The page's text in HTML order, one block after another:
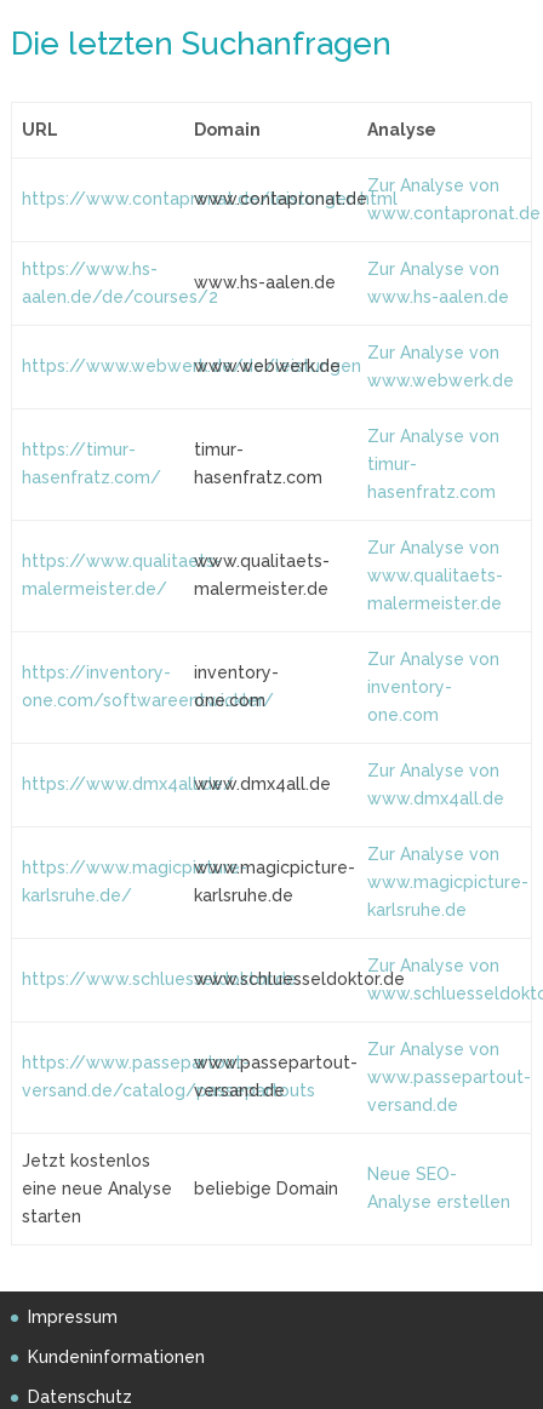
Die letzten Suchanfragen
URL Domain Analyse
https://www.contapronat.de/leistungen.html
www.contapronat.de
Zur Analyse von
www.contapronat.de
https://www.hs-
aalen.de/de/courses/2
www.hs-aalen.de
Zur Analyse von
www.hs-aalen.de
https://www.webwerk.de/de/leistungen
www.webwerk.de
Zur Analyse von
www.webwerk.de
https://timur-
hasenfratz.com/
timur-
hasenfratz.com
Zur Analyse von
timur-
hasenfratz.com
https://www.qualitaets-
malermeister.de/
www.qualitaets-
malermeister.de
Zur Analyse von
www.qualitaets-
malermeister.de
https://inventory-
one.com/softwareentwickler/
inventory-
one.com
Zur Analyse von
inventory-
one.com
https://www.dmx4all.de/www.dmx4all.de
Zur Analyse von
www.dmx4all.de
https://www.magicpicture-
karlsruhe.de/
www.magicpicture-
karlsruhe.de
Zur Analyse von
www.magicpicture-
karlsruhe.de
https://www.schluesseldoktor.dewww.schluesseldoktor.de
Zur Analyse von
https://www.passepartout-
versand.de/catalog/passepartouts
www.passepartout-
versand.de
Zur Analyse von
www.passepartout-
versand.de
Jetzt kostenlos
eine neue Analyse
starten
beliebige Domain
Neue SEO-
Analyse erstellen
Impressum
Kundeninformationen
Datenschutz